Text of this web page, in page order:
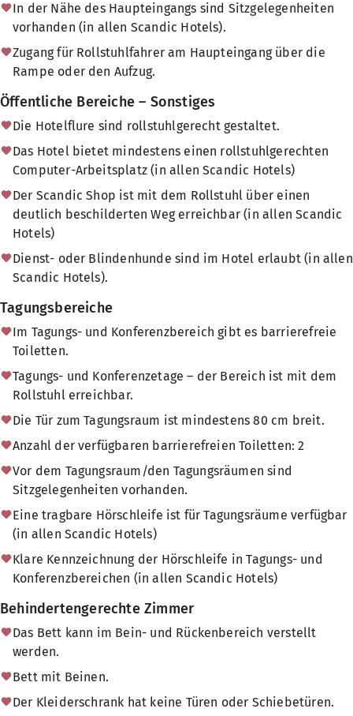
In der Nähe des Haupteingangs sind Sitzgelegenheiten
vorhanden (in allen Scandic Hotels).
Zugang für Rollstuhlfahrer am Haupteingang über die
Rampe oder den Aufzug.
Öffentliche Bereiche – Sonstiges
Die Hotelflure sind rollstuhlgerecht gestaltet.
Das Hotel bietet mindestens einen rollstuhlgerechten
Computer-Arbeitsplatz (in allen Scandic Hotels)
Der Scandic Shop ist mit dem Rollstuhl über einen
deutlich beschilderten Weg erreichbar (in allen Scandic
Hotels)
Dienst- oder Blindenhunde sind im Hotel erlaubt (in allen
Scandic Hotels).
Tagungsbereiche
Im Tagungs- und Konferenzbereich gibt es barrierefreie
Toiletten.
Tagungs- und Konferenzetage – der Bereich ist mit dem
Rollstuhl erreichbar.
Die Tür zum Tagungsraum ist mindestens 80 cm breit.
Anzahl der verfügbaren barrierefreien Toiletten: 2
Vor dem Tagungsraum/den Tagungsräumen sind
Sitzgelegenheiten vorhanden.
Eine tragbare Hörschleife ist für Tagungsräume verfügbar
(in allen Scandic Hotels)
Klare Kennzeichnung der Hörschleife in Tagungs- und
Konferenzbereichen (in allen Scandic Hotels)
Behindertengerechte Zimmer
Das Bett kann im Bein- und Rückenbereich verstellt
werden.
Bett mit Beinen.
Der Kleiderschrank hat keine Türen oder Schiebetüren.